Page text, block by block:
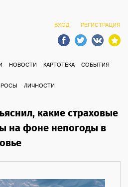
ВХОД РЕГИСТРАЦИЯ
НОВОСТИ КАРТОТЕКА СОБЫТИЯ
ЛИЧНОСТИ
какие страховые
на фоне непогоды в